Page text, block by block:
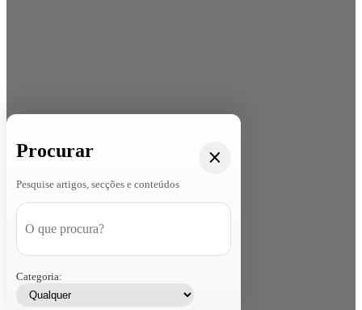
Procurar
Pesquise artigos, secções e conteúdos
Categoria: